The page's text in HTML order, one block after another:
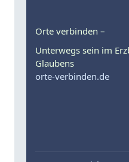
Orte verbinden –
Unterwegs sein im
Glaubens
orte-verbinden.de